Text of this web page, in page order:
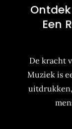
Een
De kracht
Muziek is